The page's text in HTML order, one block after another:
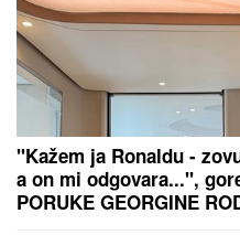
"Kažem ja Ronaldu -
a on mi odgovara...",
PORUKE GEORGINE